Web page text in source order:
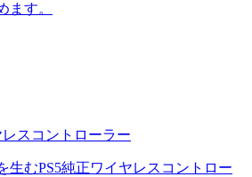
ます。
レスコントローラー
生むPS5純正ワイヤレスコントロー